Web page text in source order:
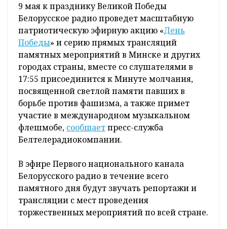
9 мая к празднику Великой Победы
Белорусское радио проведет масштабную
патриотическую эфирную акцию «
Победы » и серию прямых трансляций
памятных мероприятий в Минске и других
городах страны, вместе со слушателями в
17:55 присоединится к Минуте молчания,
посвященной светлой памяти павших в